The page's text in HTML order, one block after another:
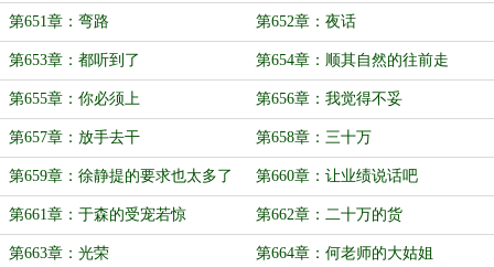
第651章：弯路 第652章：夜话
第653章：都听到了 第654章：顺其自然的往前走
第655章：你必须上 第656章：我觉得不妥
第657章：放手去干 第658章：三十万
第659章：徐静提的要求也太多了 第660章：让业绩说话吧
第661章：于森的受宠若惊 第662章：二十万的货
第663章：光荣 第664章：何老师的大姑姐